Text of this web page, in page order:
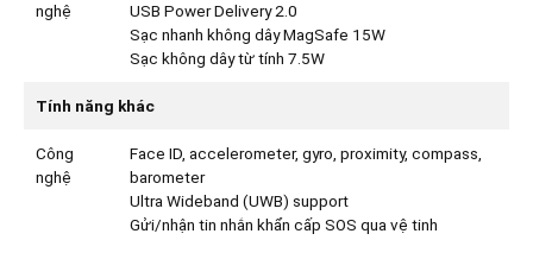
nghệ
USB Power Delivery 2.0
Sạc nhanh không dây MagSafe 15W
Sạc không dây từ tính 7.5W
Tính năng khác
Công
nghệ
Face ID, accelerometer, gyro, proximity, compass,
barometer
Ultra Wideband (UWB) support
Gửi/nhận tin nhắn khẩn cấp SOS qua vệ tinh